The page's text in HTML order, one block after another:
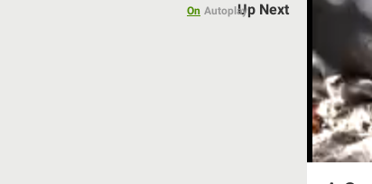
Up Next
Autoplay
On